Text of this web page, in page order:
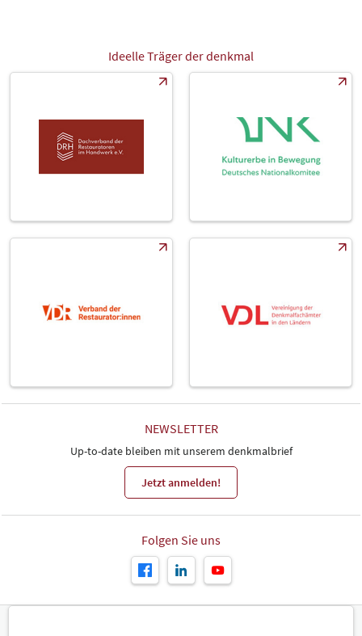
Ideelle Träger der denkmal
NEWSLETTER
Up-to-date bleiben mit unserem denkmalbrief
Jetzt anmelden!
Folgen Sie uns